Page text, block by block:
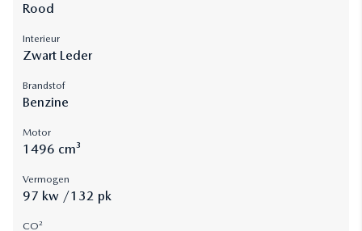
Rood
Interieur
Zwart Leder
Brandstof
Benzine
Motor
1496 cm³
Vermogen
97 kw /132 pk
CO²